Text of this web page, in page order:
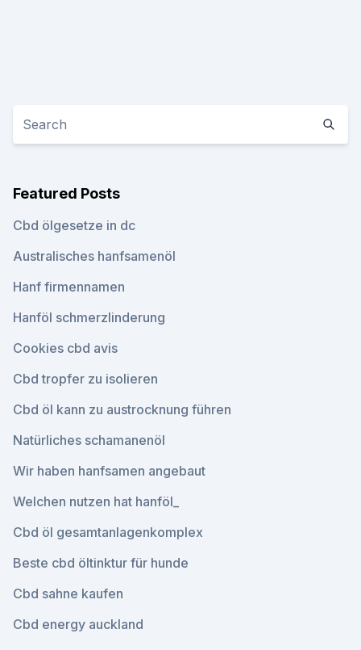
Featured Posts
Cbd ölgesetze in dc
Australisches hanfsamenöl
Hanf firmennamen
Hanföl schmerzlinderung
Cookies cbd avis
Cbd tropfer zu isolieren
Cbd öl kann zu austrocknung führen
Natürliches schamanenöl
Wir haben hanfsamen angebaut
Welchen nutzen hat hanföl_
Cbd öl gesamtanlagenkomplex
Beste cbd öltinktur für hunde
Cbd sahne kaufen
Cbd energy auckland